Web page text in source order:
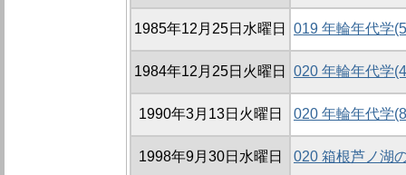
1985年12月25日水曜日 019 年輪年代学
1984年12月25日火曜日 020 年輪年代学
1990年3月13日火曜日 020 年輪年代学
1998年9月30日水曜日 020 箱根芦ノ湖